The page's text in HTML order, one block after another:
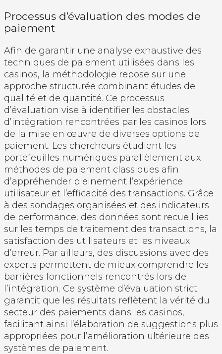
Processus d’évaluation des modes de
paiement
Afin de garantir une analyse exhaustive des
techniques de paiement utilisées dans les
casinos, la méthodologie repose sur une
approche structurée combinant études de
qualité et de quantité. Ce processus
d’évaluation vise à identifier les obstacles
d’intégration rencontrées par les casinos lors
de la mise en œuvre de diverses options de
paiement. Les chercheurs étudient les
portefeuilles numériques parallèlement aux
méthodes de paiement classiques afin
d’appréhender pleinement l’expérience
utilisateur et l’efficacité des transactions. Grâce
à des sondages organisées et des indicateurs
de performance, des données sont recueillies
sur les temps de traitement des transactions, la
satisfaction des utilisateurs et les niveaux
d’erreur. Par ailleurs, des discussions avec des
experts permettent de mieux comprendre les
barrières fonctionnels rencontrés lors de
l’intégration. Ce système d’évaluation strict
garantit que les résultats reflètent la vérité du
secteur des paiements dans les casinos,
facilitant ainsi l’élaboration de suggestions plus
appropriées pour l’amélioration ultérieure des
systèmes de paiement.